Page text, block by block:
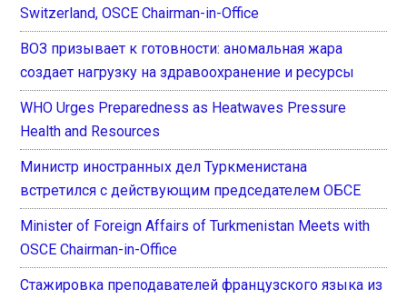
Switzerland, OSCE Chairman-in-Office
ВОЗ призывает к готовности: аномальная жара
создает нагрузку на здравоохранение и ресурсы
WHO Urges Preparedness as Heatwaves Pressure
Health and Resources
Министр иностранных дел Туркменистана
встретился с действующим председателем ОБСЕ
Minister of Foreign Affairs of Turkmenistan Meets with
OSCE Chairman-in-Office
Стажировка преподавателей французского языка из